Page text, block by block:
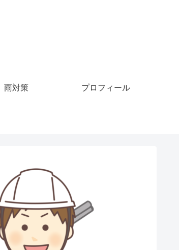
雨対策 プロフィール